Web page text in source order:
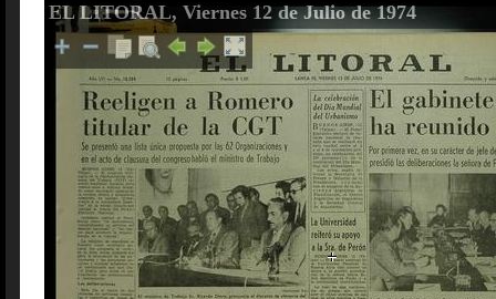
EL LITORAL, Viernes 12 de Julio de 1974